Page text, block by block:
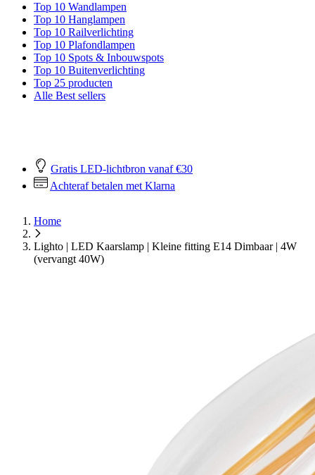
Top 10 Wandlampen
Top 10 Hanglampen
Top 10 Railverlichting
Top 10 Plafondlampen
Top 10 Spots & Inbouwspots
Top 10 Buitenverlichting
Top 25 producten
Alle Best sellers
Gratis LED-lichtbron vanaf €30
Achteraf betalen met Klarna
Home
Lighto | LED Kaarslamp | Kleine fitting E14 Dimbaar | 4W
(vervangt 40W)